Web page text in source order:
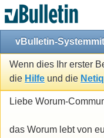
vBulletin-
Wenn dies Ihr erster
die Hilfe und die
Liebe Worum-
das Worum lebt von